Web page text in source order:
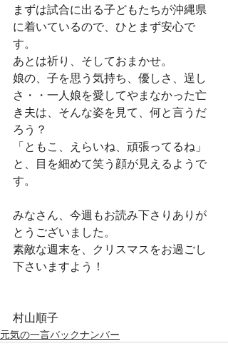
まずは試合に出る子どもたちが沖縄県
に着いているので、ひとまず安心で
す。
あとは祈り、そしておまかせ。
娘の、子を思う気持ち、優しさ、逞し
さ・・一人娘を愛してやまなかった亡
き夫は、そんな姿を見て、何と言うだ
ろう？
「ともこ、えらいね、頑張ってるね」
と、目を細めて笑う顔が見えるようで
す。
みなさん、今週もお読み下さりありが
とうございました。
素敵な週末を、クリスマスをお過ごし
下さいますよう！
村山順子
元気の一言バックナンバー